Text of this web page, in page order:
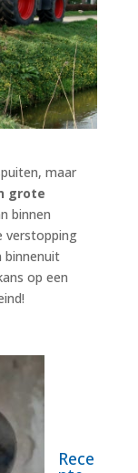
maar
grote
binnen
verstopping
binnenuit
op een
Rece